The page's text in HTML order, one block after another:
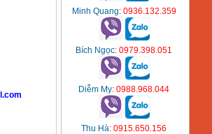
Minh Quang: 0936.132.359
Bích Ngọc: 0979.398.051
Diễm My: 0988.968.044
Thu Hà: 0915.650.156